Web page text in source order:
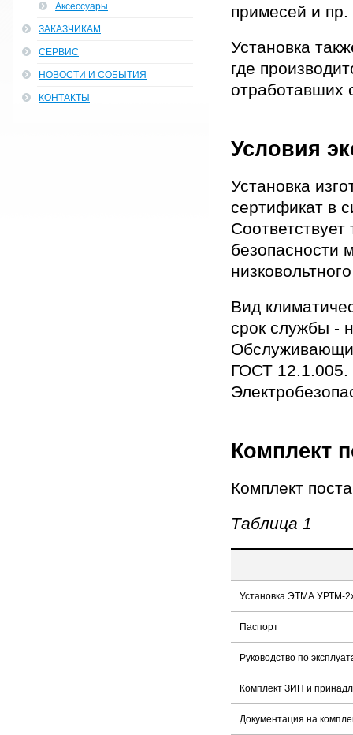
примесей и пр.
Установка
где
отработавших
Условия
Установка
сертификат в
безопасности
Вид
срок службы -
ГОСТ 12.1.005.
Комплект
Комплект
Таблица 1
Установка ЭТМА УРТМ-
Паспорт
Руководство по
Комплект ЗИП и
Документация на
Аксессуары
ЗАКАЗЧИКАМ
СЕРВИС
НОВОСТИ И СОБЫТИЯ
КОНТАКТЫ